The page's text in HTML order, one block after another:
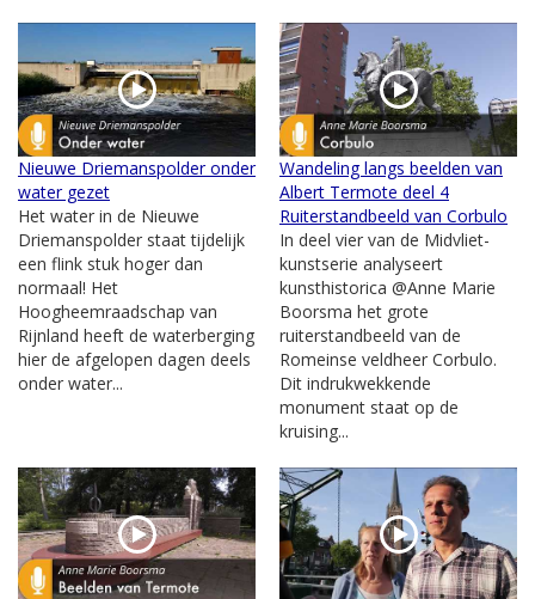
Nieuwe Driemanspolder onder
water gezet
Het water in de Nieuwe
Driemanspolder staat tijdelijk
een flink stuk hoger dan
normaal! Het
Hoogheemraadschap van
Rijnland heeft de waterberging
hier de afgelopen dagen deels
onder water...
Wandeling langs beelden van
Albert Termote deel 4
Ruiterstandbeeld van Corbulo
In deel vier van de Midvliet-
kunstserie analyseert
kunsthistorica @Anne Marie
Boorsma het grote
ruiterstandbeeld van de
Romeinse veldheer Corbulo.
Dit indrukwekkende
monument staat op de
kruising...